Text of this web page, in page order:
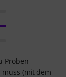
Proben
(mit dem